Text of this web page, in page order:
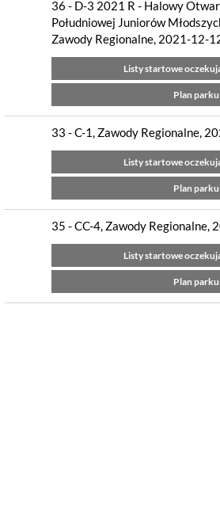
36 - D-3 2021 R - Halowy
Południowej Juniorów
Zawody Regionalne, 2021-12-
Listy startowe
Plan
33 - C-1, Zawody Regionalne,
Listy startowe
Plan
35 - CC-4, Zawody Regionalne,
Listy startowe
Plan